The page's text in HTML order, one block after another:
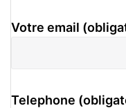
Votre email
Telephone